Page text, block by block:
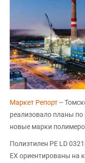
Маркет Репорт--
реализовало планы
новые марки
Полиэтилен PE LD
EX ориентированы на